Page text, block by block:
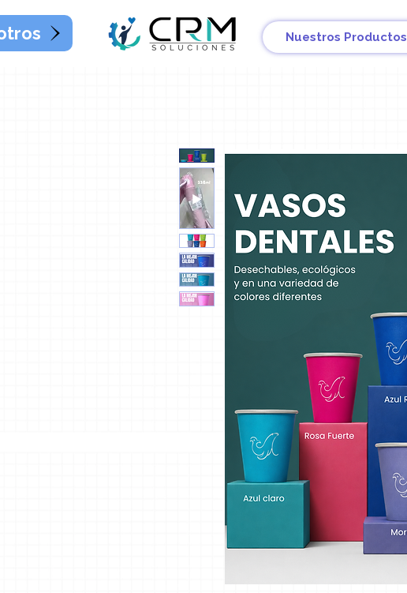
Nuestros Productos